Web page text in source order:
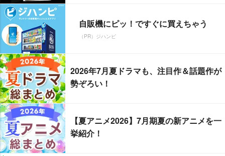
自販機にピッ！ですぐに買えちゃう
（PR）ジハンピ
2026年7月夏ドラマも、注目作＆話題作が
勢ぞろい！
【夏アニメ2026】7月期夏の新アニメを一
挙紹介！